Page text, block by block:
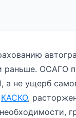
раньше. ОСАГО
не ущерб
КАСКО,